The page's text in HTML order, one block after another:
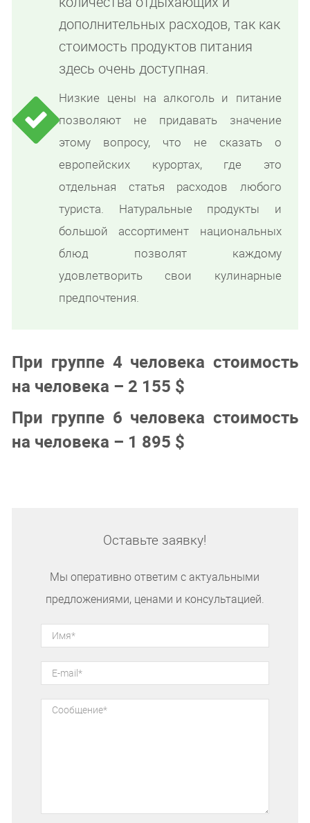
дополнительных расходов, так как
стоимость продуктов питания
здесь очень доступная.
Низкие цены на алкоголь и питание
позволяют не придавать значение
этому вопросу, что не сказать о
европейских курортах, где это
отдельная статья расходов любого
туриста. Натуральные продукты и
большой ассортимент национальных
блюд позволят каждому
удовлетворить свои кулинарные
предпочтения.
При группе 4 человека стоимость
на человека – 2 155 $
При группе 6 человека стоимость
на человека – 1 895 $
Оставьте заявку!
Мы оперативно ответим с актуальными
предложениями, ценами и консультацией.